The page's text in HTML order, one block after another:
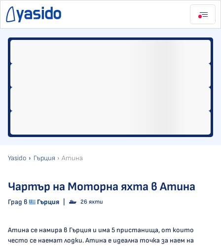
Yasido Гърция Атина
Чартър на Моторна яхта в Атина
Град в Гърция 26 яхти
Атина се намира в Гърция и има 5 пристанища, от които
често се наемат лодки. Атина е идеална точка за наем на